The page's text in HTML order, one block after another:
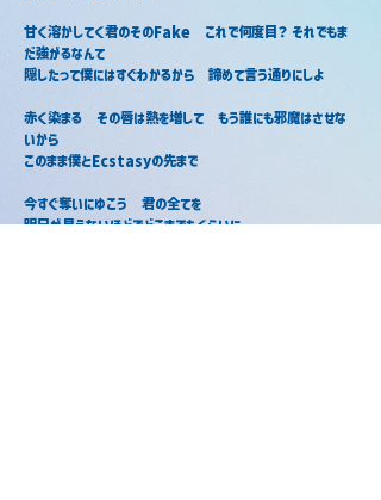
甘く溶かしてく君のそのFake　これで何度目？ それでもま
だ強がるなんて
隠したって僕にはすぐわかるから　諦めて言う通りにしよ
赤く染まる　その唇は熱を増して　もう誰にも邪魔はさせな
いから
このまま僕とEcstasyの先まで
今すぐ奪いにゆこう　君の全てを
明日が見えないほどでどこまでもくらいに